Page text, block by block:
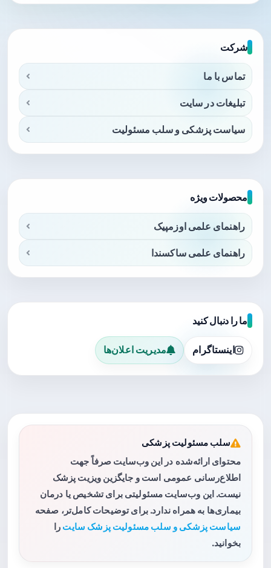
شرکت
تماس با ما
تبلیغات در سایت
سیاست پزشکی و سلب مسئولیت
محصولات ویژه
راهنمای علمی اوزمپیک
راهنمای علمی ساکسندا
ما را دنبال کنید
اینستاگرام مدیریت اعلان‌ها
سلب مسئولیت پزشکی
محتوای ارائه‌شده در این وب‌سایت صرفاً جهت
اطلاع‌رسانی عمومی است و جایگزین ویزیت پزشک
نیست. این وب‌سایت مسئولیتی برای تشخیص یا درمان
بیماری‌ها به همراه ندارد. برای توضیحات کامل‌تر، صفحه
سیاست پزشکی و سلب مسئولیت پزشک سایت را
بخوانید.